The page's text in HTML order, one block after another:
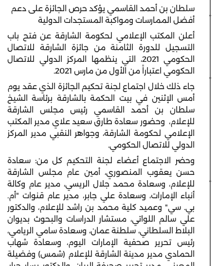
سلطان بن أحمد القاسمي يؤكد حرص الجائزة على دعم
أفضل الممارسات ومواكبة المستجدات الدولية
أعلن المكتب الإعلامي لحكومة الشارقة عن فتح باب
التسجيل للدورة الثامنةمن جائزة الشارقة للاتصال
الحكومي 2021، التي ينظمها المركز الدولي للاتصال
الحكومي اعتباراً من الأول من مارس 2021
.
جاء ذلك خلال اجتماع لجنة تحكيم الجائزة الذي عقد يوم
أمس الإثنين في بيت الحكمة بالشارقة برئاسة الشيخ
سلطان بن أحمد القاسمي رئيس مجلس الشارقة
للإعلام، وحضور سعادة طارق سعيد علاي مدير المكتب
الإعلامي لحكومة الشارقة، وجواهر النقبي مدير المركز
الدولي للاتصال الحكومي.
وحضر الاجتماع أعضاء لجنة التحكيم كلمن: سعادة
حسن يعقوب المنصوري، أمين عام مجلس الشارقة
للإعلام، وسعادة محمد جلال الريسي، مدير عام وكالة
أنباء الإمارات، وسعادةعلي جابر، مدير عام قنوات "أم.
بي. سي" وعميد كلية محمد بن راشد للإعلام، وا لدكتور
علي سالم اللواتي، مستشار الدراسات والبحوث بديوان
البلاط السلطاني، سلطنة عمان، وسعادة سامي الريامي،
رئيس تحرير صحفية الإمارات اليوم،
وسعادة شهاب
الحمادي مدير مدينة الشارقة للإعلام (شمس) وفضيلة